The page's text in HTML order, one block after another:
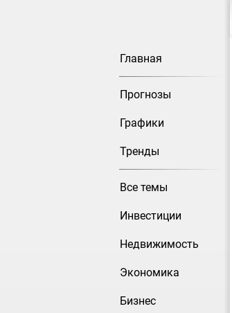
Главная
Прогнозы
Графики
Тренды
Все темы
Инвестиции
Недвижимость
Экономика
Бизнес